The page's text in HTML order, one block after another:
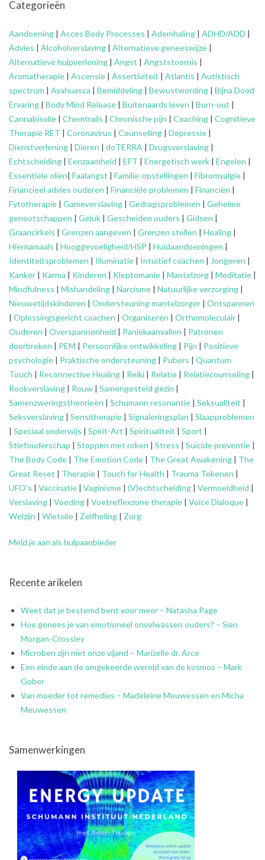
Categorieën
Aandoening | Acces Body Processes | Ademhaling | ADHD/ADD |
Advies | Alcoholverslaving | Alternatieve geneeswijze |
Alternatieve hulpverlening | Angst | Angststoornis |
Aromatherapie | Ascensie | Assertiviteit | Atlantis | Autistisch
spectrum | Ayahuasca | Bemiddeling | Bewustwording | Bijna Dood
Ervaring | Body Mind Release | Buitenaards leven | Burn-out |
Cannabisolie | Chemtrails | Chronische pijn | Coaching | Cognitieve
Therapie RET | Coronavirus | Counselling | Depressie |
Dienstverlening | Dieren | doTERRA | Drugsverslaving |
Echtscheiding | Eenzaamheid | EFT | Energetisch werk | Engelen |
Essentiële oliën| Faalangst | Familie-opstellingen | Fibromyalgie |
Financieel advies ouderen | Financiële problemen | Financiën |
Fytotherapie | Gameverslaving | Gedragsproblemen | Geheime
genootschappen | Geluk | Gescheiden ouders | Gidsen |
Graancirkels | Grenzen aangeven | Grenzen stellen | Healing |
Hiernamaals | Hooggevoeligheid/HSP | Huidaandoeningen |
Identiteitsproblemen | Illuminatie | Intuïtief coachen | Jongeren |
Kanker | Karma | Kinderen | Kleptomanie | Mantelzorg | Meditatie |
Mindfulness | Mishandeling | Narcisme | Natuurlijke verzorging |
Nieuwetijdskinderen | Ondersteuningmantelzorger | Ontspannen
| Oplossingsgericht coachen | Organiseren | Orthomoleculair |
Ouderen | Overspannenheid | Paniekaanvallen | Patronen
doorbreken | PEM | Persoonlijke ontwikkeling | Pijn | Positieve
psychologie | Praktische ondersteuning | Pubers | Quantum
Touch | Reconnective Healing | Reiki | Relatie | Relatiecounseling |
Rookverslaving | Rouw | Samengesteld gezin |
Samenzweringstheorieën | Schumann resonantie | Seksualiteit |
Seksverslaving | Sensitherapie | Signaleringsplan | Slaapproblemen
| Speciaal onderwijs | Spirit-Art | Spiritualiteit | Sport |
Stiefouderschap | Stoppen met roken | Stress | Suïcide preventie |
The Body Code | The Emotion Code | The Great Awakening | The
Great Reset | Therapie | Touch for Health | Trauma Tekenen |
UFO’s | Vaccinatie | Vaginisme | (V)echtscheiding | Vermoeidheid |
Verslaving | Voeding | Voetreflexzone therapie | Voice Dialoque |
Welzijn | Wietolie | Zelfheling | Zorg
Meld je aan als hulpaanbieder
Recente arikelen
Weet dat je bestemd bent voor meer – Natasha Page
Hoe genees je van emotioneel onvolwassen ouders? – Sian
Morgan-Crossley
Microben zijn niet onze vijand – Marizelle dr. Arce
Een einde aan de omgekeerde wereld van de kosmos – Mark
Gober
Van moeder tot remedies – Madeleine Meuwessen en Micha
Meuwessen
Samenwerkingen